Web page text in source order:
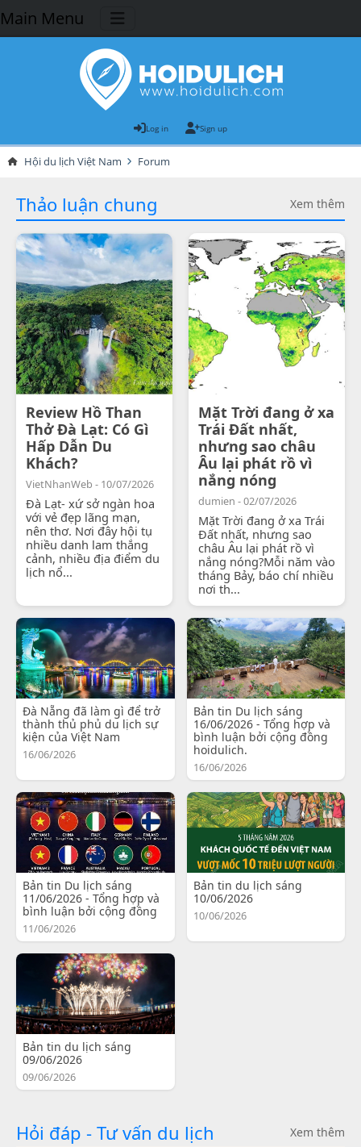
Main Menu
Log in Sign up
Hội du lịch Việt Nam Forum
Thảo luận chung Xem thêm
Review Hồ Than
Thở Đà Lạt: Có Gì
Hấp Dẫn Du
Khách?
VietNhanWeb - 10/07/2026
Đà Lạt- xứ sở ngàn hoa
với vẻ đẹp lãng mạn,
nên thơ. Nơi đây hội tụ
nhiều danh lam thắng
cảnh, nhiều địa điểm du
lịch nổ...
Mặt Trời đang ở xa
Trái Đất nhất,
nhưng sao châu
Âu lại phát rồ vì
nắng nóng
dumien - 02/07/2026
Mặt Trời đang ở xa Trái
Đất nhất, nhưng sao
châu Âu lại phát rồ vì
nắng nóng?Mỗi năm vào
tháng Bảy, báo chí nhiều
nơi th...
Đà Nẵng đã làm gì để trở
thành thủ phủ du lịch sự
kiện của Việt Nam
16/06/2026
Bản tin Du lịch sáng
16/06/2026 - Tổng hợp và
bình luận bởi cộng đồng
hoidulich.
16/06/2026
Bản tin Du lịch sáng
11/06/2026 - Tổng hợp và
bình luận bởi cộng đồng
11/06/2026
Bản tin du lịch sáng
10/06/2026
10/06/2026
Bản tin du lịch sáng
09/06/2026
09/06/2026
Hỏi đáp - Tư vấn du lịch Xem thêm